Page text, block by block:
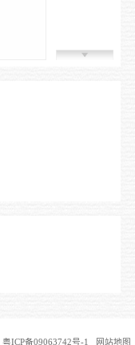
粤ICP备09063742号-1 网站地图